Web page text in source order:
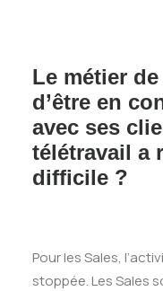
Le métier
d’être en
avec ses
télétravail a
difficile ?
Pour les Sales,
stoppée. Les Sales